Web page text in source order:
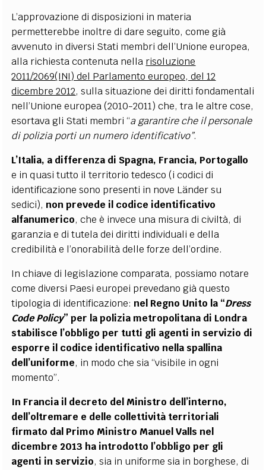
L’approvazione di disposizioni in materia
permetterebbe inoltre di dare seguito, come già
avvenuto in diversi Stati membri dell’Unione europea,
alla richiesta contenuta nella risoluzione
2011/2069(INI) del Parlamento europeo, del 12
dicembre 2012, sulla situazione dei diritti fondamentali
nell’Unione europea (2010-2011) che, tra le altre cose,
esortava gli Stati membri “a garantire che il personale
di polizia porti un numero identificativo”.
L’Italia, a differenza di Spagna, Francia, Portogallo
e in quasi tutto il territorio tedesco (i codici di
identificazione sono presenti in nove Länder su
sedici), non prevede il codice identificativo
alfanumerico, che è invece una misura di civiltà, di
garanzia e di tutela dei diritti individuali e della
credibilità e l’onorabilità delle forze dell’ordine.
In chiave di legislazione comparata, possiamo notare
come diversi Paesi europei prevedano già questo
tipologia di identificazione: nel Regno Unito la “Dress
Code Policy” per la polizia metropolitana di Londra
stabilisce l’obbligo per tutti gli agenti in servizio di
esporre il codice identificativo nella spallina
dell’uniforme, in modo che sia “visibile in ogni
momento”.
In Francia il decreto del Ministro dell’interno,
dell’oltremare e delle collettività territoriali
firmato dal Primo Ministro Manuel Valls nel
dicembre 2013 ha introdotto l’obbligo per gli
agenti in servizio, sia in uniforme sia in borghese, di